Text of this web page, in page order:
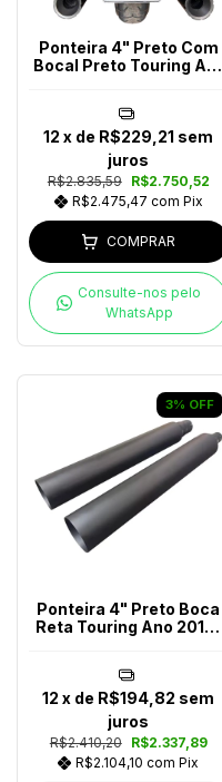
Ponteira 4" Preto Com
Bocal Preto Touring Até
R$2.835,59
R$2.750,52
R$2.475,47 com Pix
12 x de R$229,21 sem
juros
COMPRAR
Consulte-nos pelo
WhatsApp
3% OFF
Ponteira 4" Preto Boca
Reta Touring Ano 2017-
R$2.410,20
R$2.337,89
R$2.104,10com Pix
12 x de R$194,82 sem
juros